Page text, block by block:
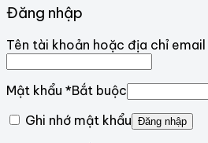
Đăng nhập
Tên tài khoản hoặc địa chỉ email
Mật khẩu *Bắt buộc
Ghi nhớ mật khẩu Đăng nhập